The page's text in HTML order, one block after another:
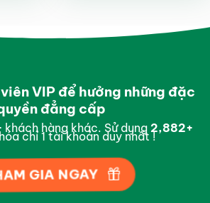
VIP để hưởng những đặc
đẳng cấp
khách hàng khác. Sử dụng 2,995+
chỉ 1 tài khoản duy nhất !
GIA NGAY